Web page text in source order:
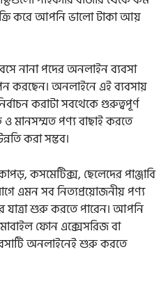
করে আপনি ভালো টাকা আয়
নানা পদের অনলাইন ব্যবসা
করছেন। অনলাইনে এই ব্যবসায়
করাটা সবথেকে গুরুত্বপূর্ণ
মানসম্মত পণ্য বাছাই করতে
করা সম্ভব।
কসমেটিক্স, ছেলেদের পাঞ্জাবি
এমন সব নিত্যপ্রয়োজনীয় পণ্য
শুরু করতে পারেন। আপনি
ফোন এক্সেসরিজ বা
অনলাইনেই শুরু করতে